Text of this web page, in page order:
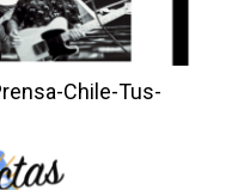
Chile-Tus-